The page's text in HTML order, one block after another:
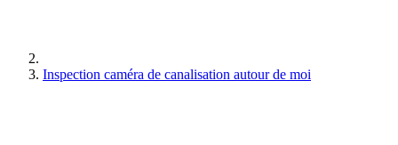
Inspection caméra de canalisation autour de moi